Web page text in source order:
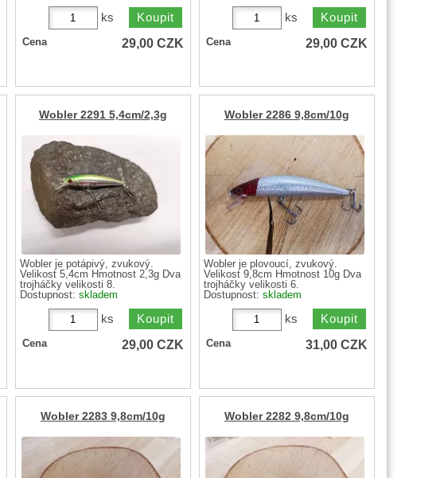
ks
Cena 29,00 CZK
ks
Cena 29,00 CZK
Wobler 2291 5,4cm/2,3g
Wobler je potápivý, zvukový.
Velikost 5,4cm Hmotnost 2,3g Dva
trojháčky velikosti 8.
Dostupnost: skladem
ks
Cena 29,00 CZK
Wobler 2286 9,8cm/10g
Wobler je plovoucí, zvukový.
Velikost 9,8cm Hmotnost 10g Dva
trojháčky velikosti 6.
Dostupnost: skladem
ks
Cena 31,00 CZK
Wobler 2283 9,8cm/10g Wobler 2282 9,8cm/10g